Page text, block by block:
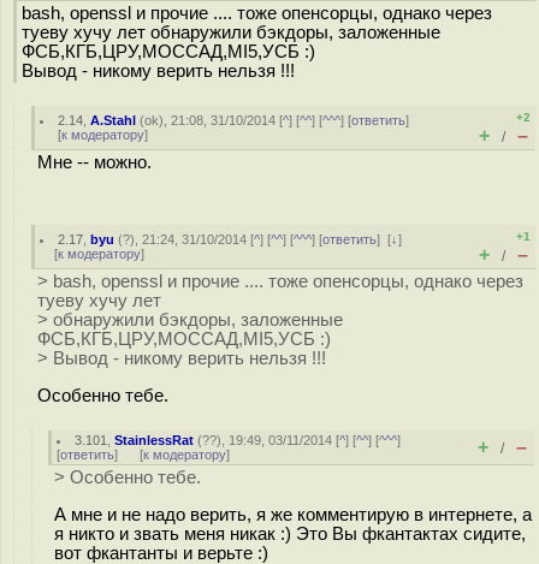
bash, openssl и прочие .... тоже опенсорцы, однако через
туеву хучу лет обнаружили бэкдоры, заложенные
ФСБ,КГБ,ЦРУ,МОССАД,MI5,УСБ :)
Вывод - никому верить нельзя !!!
2.14 ,A.Stahl (ok), 21:08, 31/10/2014 [^] [^^] [^^^] [ответить]
[к модератору]
+2
+ / –
Мне -- можно.
2.17 ,byu (?), 21:24, 31/10/2014 [^] [^^] [^^^] [ответить][↓]
[к модератору]
+1
+ / –
> bash, openssl и прочие .... тоже опенсорцы, однако через
туеву хучу лет
> обнаружили бэкдоры, заложенные
ФСБ,КГБ,ЦРУ,МОССАД,MI5,УСБ :)
> Вывод - никому верить нельзя !!!
Особенно тебе.
3.101 ,StainlessRat (??), 19:49, 03/11/2014 [^] [^^] [^^^]
[ответить] [к модератору] + / –
> Особенно тебе.
А мне и не надо верить, я же комментирую в интернете, а
я никто и звать меня никак :) Это Вы фкантактах сидите,
вот фкантанты и верьте :)